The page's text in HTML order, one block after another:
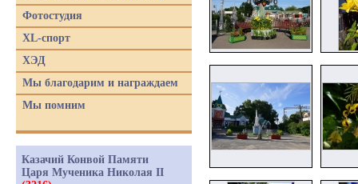
Фотостудия
XL-спорт
ХЭД
Мы благодарим и награждаем
Мы помним
Казачий Конвой Памяти
Царя Мученика Николая II